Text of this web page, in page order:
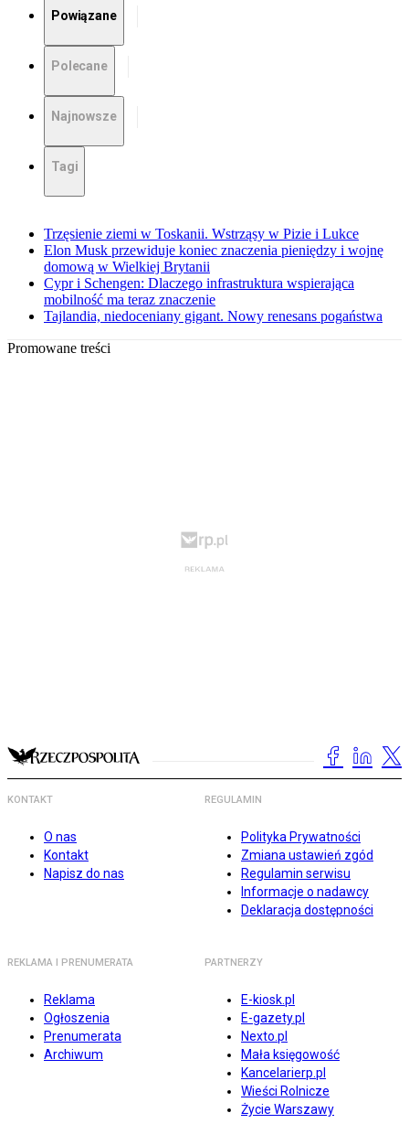
Powiązane
Polecane
Najnowsze
Tagi
Trzęsienie ziemi w Toskanii. Wstrząsy w Pizie i Lukce
Elon Musk przewiduje koniec znaczenia pieniędzy i wojnę
domową w Wielkiej Brytanii
Cypr i Schengen: Dlaczego infrastruktura wspierająca
mobilność ma teraz znaczenie
Tajlandia, niedoceniany gigant. Nowy renesans pogaństwa
Promowane treści
KONTAKT
O nas
Kontakt
Napisz do nas
REGULAMIN
Polityka Prywatności
Zmiana ustawień zgód
Regulamin serwisu
Informacje o nadawcy
Deklaracja dostępności
REKLAMA I PRENUMERATA
Reklama
Ogłoszenia
Prenumerata
Archiwum
PARTNERZY
E-kiosk.pl
E-gazety.pl
Nexto.pl
Mała księgowość
Kancelarierp.pl
Wieści Rolnicze
Życie Warszawy